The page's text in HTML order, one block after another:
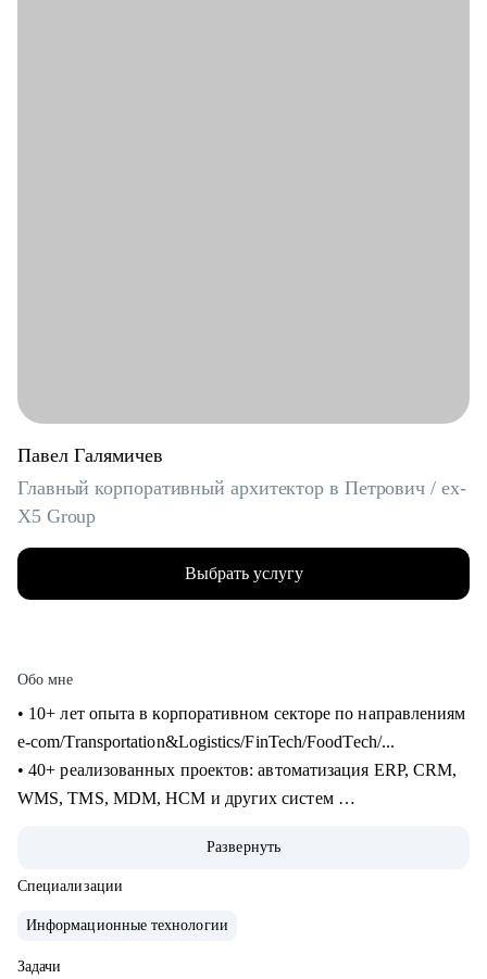
Павел Галямичев
Главный корпоративный архитектор в Петрович / ex-
X5 Group
Выбрать услугу
Обо мне
• 10+ лет опыта в корпоративном секторе по направлениям
e-com/Transportation&Logistics/FinTech/FoodTech/...
• 40+ реализованных проектов: автоматизация ERP, CRM,
WMS, TMS, MDM, HCM и других систем
• 400+ собеседований проведенных для того, чтобы
С чем помогу:
Развернуть
Специализации
Информационные технологии
Задачи